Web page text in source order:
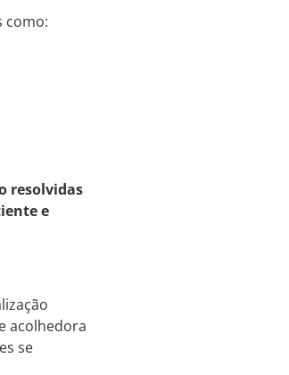
como:
resolvidas
e
acolhedora
se